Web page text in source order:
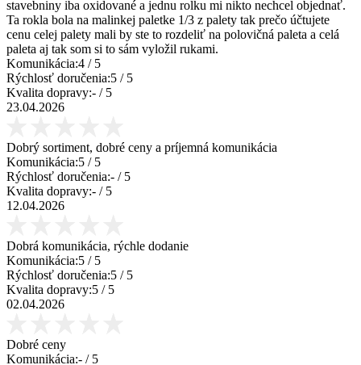
stavebniny iba oxidované a jednu rolku mi nikto nechcel objednať.
Ta rokla bola na malinkej paletke 1/3 z palety tak prečo účtujete
cenu celej palety mali by ste to rozdeliť na polovičná paleta a celá
paleta aj tak som si to sám vyložil rukami.
Komunikácia:4 / 5
Rýchlosť doručenia:5 / 5
Kvalita dopravy:- / 5
23.04.2026
Dobrý sortiment, dobré ceny a príjemná komunikácia
Komunikácia:5 / 5
Rýchlosť doručenia:- / 5
Kvalita dopravy:- / 5
12.04.2026
Dobrá komunikácia, rýchle dodanie
Komunikácia:5 / 5
Rýchlosť doručenia:5 / 5
Kvalita dopravy:5 / 5
02.04.2026
Dobré ceny
Komunikácia:- / 5